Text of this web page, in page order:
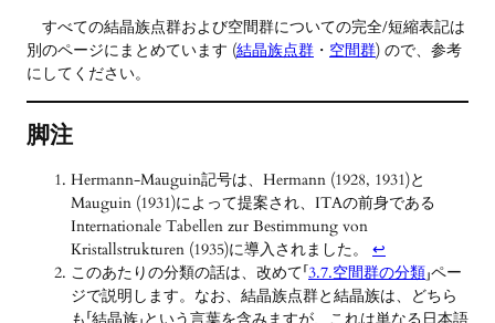
すべての結晶族点群および空間群についての完全/短縮表記は
別のページにまとめています (結晶族点群 ・ 空間群) ので、参考
にしてください。
脚注
Hermann-Mauguin記号は、Hermann (1928, 1931)と
Mauguin (1931)によって提案され、ITAの前身である
Internationale Tabellen zur Bestimmung von
Kristallstrukturen (1935)に導入されました。 ↩︎
このあたりの分類の話は、改めて「3.7.空間群の分類」ペー
ジで説明します。なお、結晶族点群と結晶族は、どちら